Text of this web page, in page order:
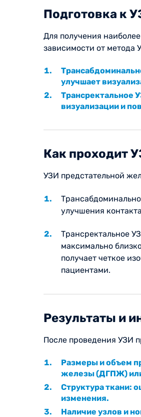
Подготовка к
Для получения
зависимости от метода
улучшает
Трансректальное
визуализации и
Как проходит
УЗИ предстательной
улучшения
Трансректальное
максимально
получает четкое
пациентами.
Результаты и
После проведения УЗИ
Размеры и объем
железы (ДГПЖ) или
Структура ткани:
изменения.
Наличие узлов и